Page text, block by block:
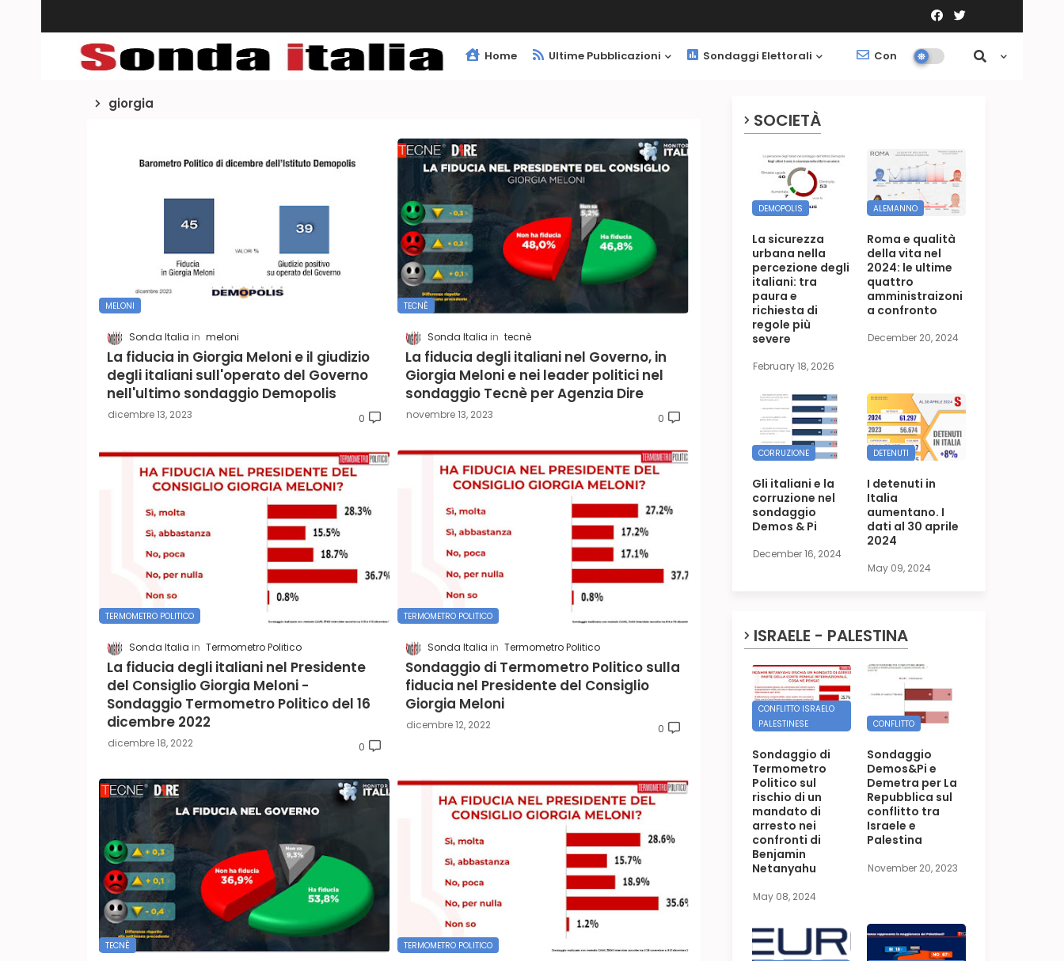
Home Ultime Pubblicazioni Sondaggi Elettorali Contatti Società
giorgia
MELONI
Sonda Italia meloni
La fiducia in Giorgia Meloni e il giudizio
degli italiani sull'operato del Governo
nell'ultimo sondaggio Demopolis
dicembre 13, 2023 0
TECNÈ
Sonda Italia tecnè
La fiducia degli italiani nel Governo, in
Giorgia Meloni e nei leader politici nel
sondaggio Tecnè per Agenzia Dire
novembre 13, 2023 0
TERMOMETRO POLITICO
Sonda Italia Termometro Politico
La fiducia degli italiani nel Presidente
del Consiglio Giorgia Meloni -
Sondaggio Termometro Politico del 16
dicembre 2022
dicembre 18, 2022 0
TERMOMETRO POLITICO
Sonda Italia Termometro Politico
Sondaggio di Termometro Politico sulla
fiducia nel Presidente del Consiglio
Giorgia Meloni
dicembre 12, 2022 0
TECNÈ TERMOMETRO POLITICO
SOCIETÀ
DEMOPOLIS
La sicurezza
urbana nella
percezione degli
italiani: tra
paura e
richiesta di
regole più
severe
February 18, 2026
ALEMANNO
Roma e qualità
della vita nel
2024: le ultime
quattro
amministraizoni
a confronto
December 20, 2024
CORRUZIONE
Gli italiani e la
corruzione nel
sondaggio
Demos & Pi
December 16, 2024
DETENUTI
I detenuti in
Italia
aumentano. I
dati al 30 aprile
2024
May 09, 2024
ISRAELE - PALESTINA
CONFLITTO ISRAELO
PALESTINESE
Sondaggio di
Termometro
Politico sul
rischio di un
mandato di
arresto nei
confronti di
Benjamin
Netanyahu
May 08, 2024
CONFLITTO
Sondaggio
Demos&Pi e
Demetra per La
Repubblica sul
conflitto tra
Israele e
Palestina
November 20, 2023